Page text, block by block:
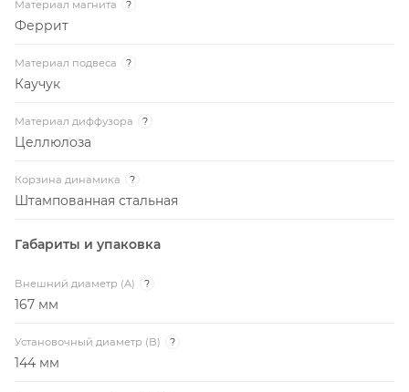
Материал магнита ?
Феррит
Материал подвеса ?
Каучук
Материал диффузора ?
Целлюлоза
Корзина динамика ?
Штампованная стальная
Габариты и упаковка
Внешний диаметр (A) ?
167 мм
Установочный диаметр (B) ?
144 мм